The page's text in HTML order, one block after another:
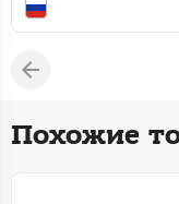
Похожие